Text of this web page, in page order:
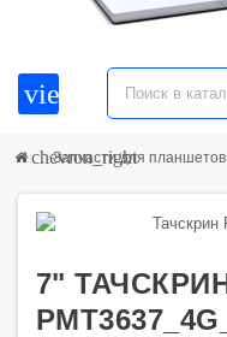
view_headline
chevron_right
Запчасти для планшетов
7"